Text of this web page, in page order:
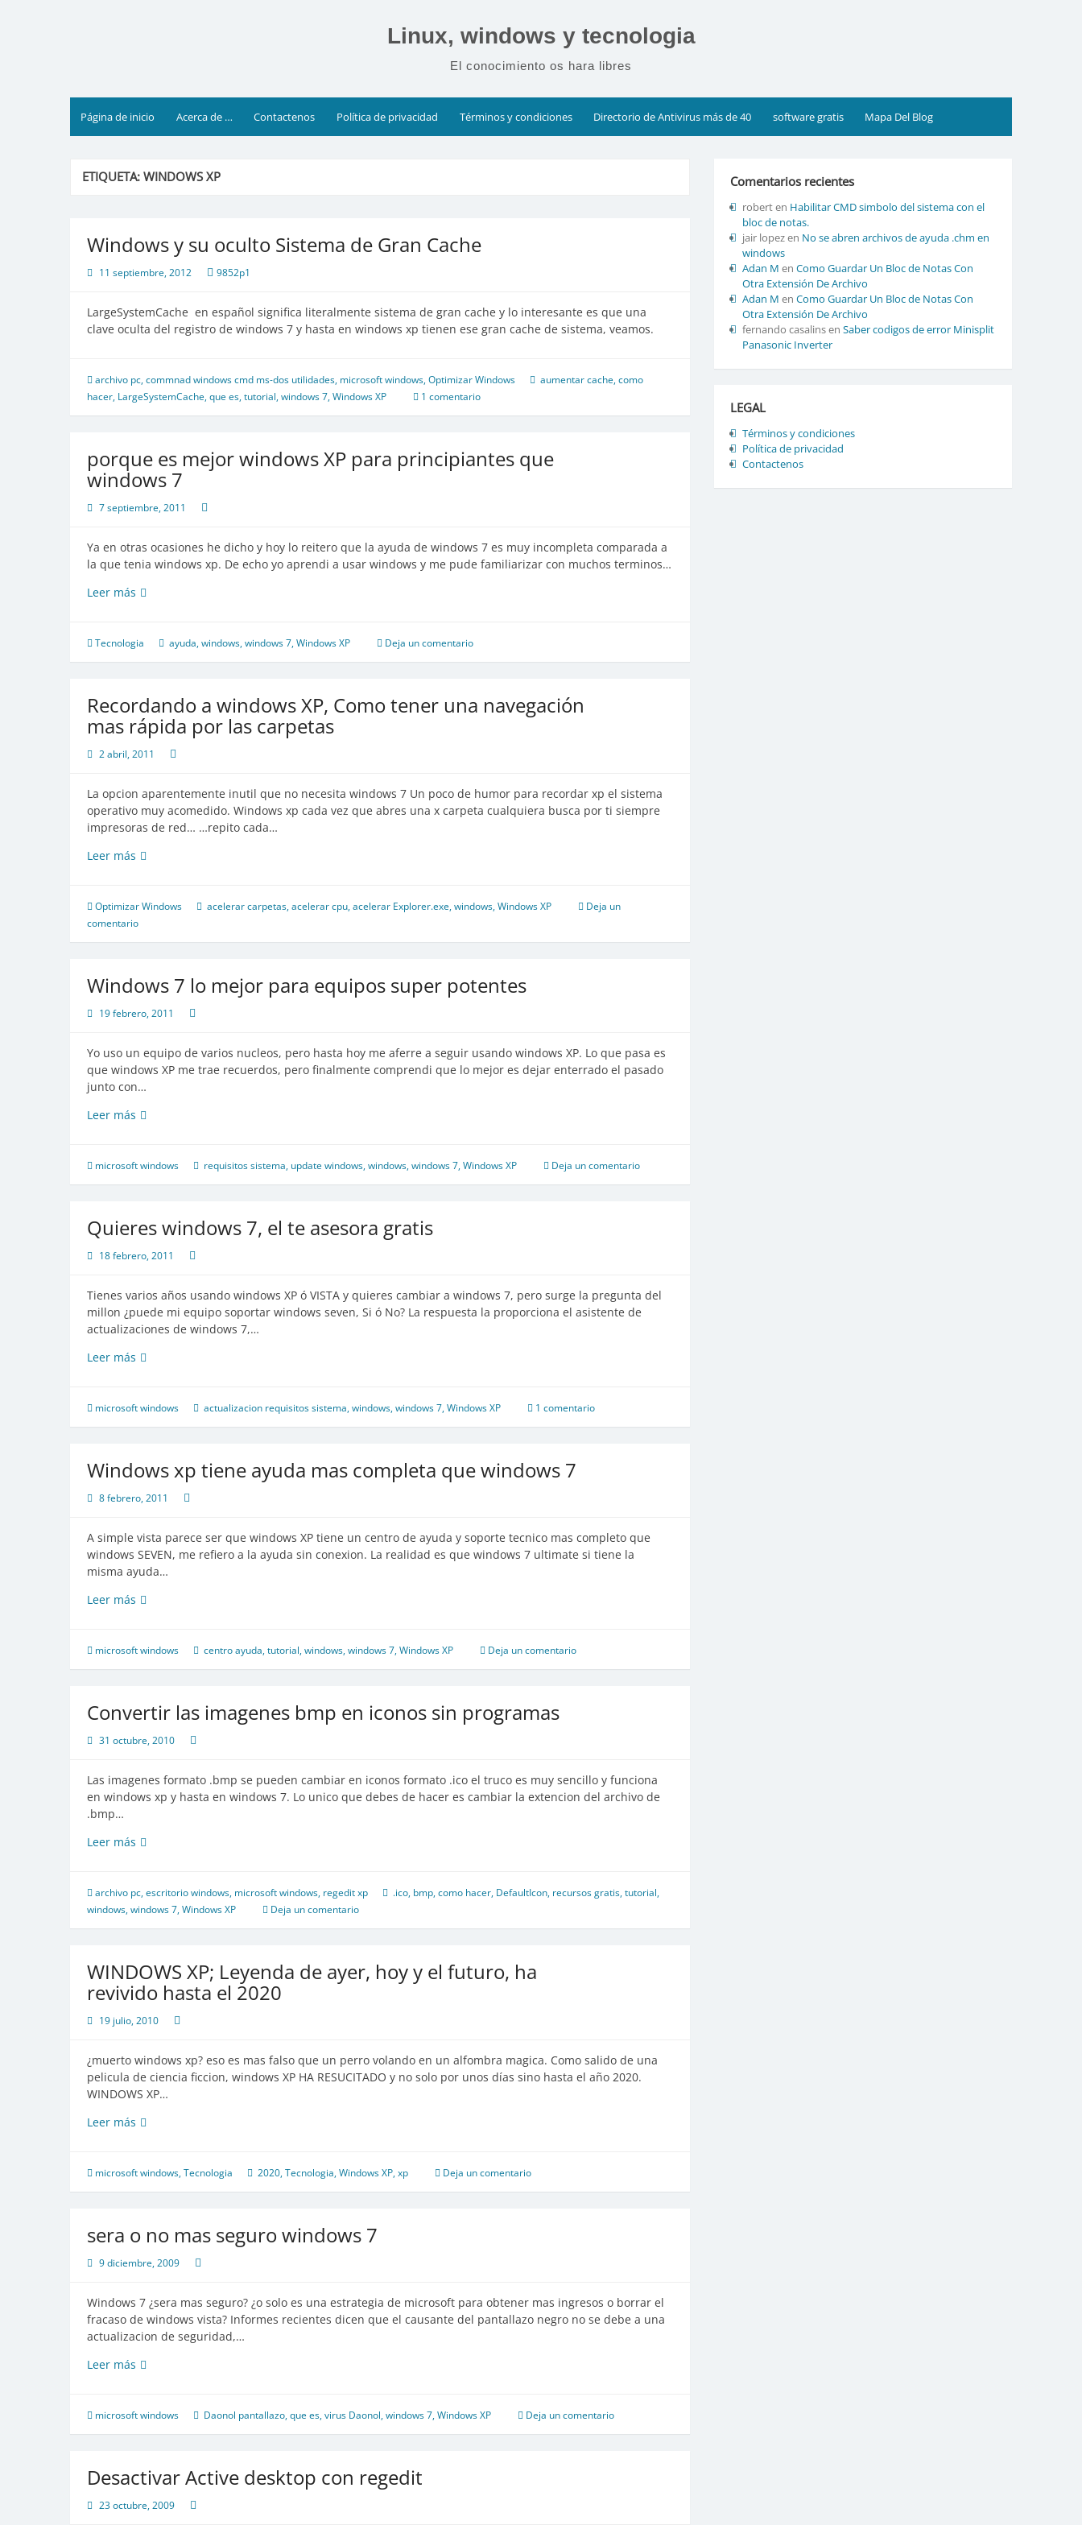
Linux, windows y tecnologia
El conocimiento os hara libres
Página de inicio Acerca de … Contactenos Política de privacidad Términos y condiciones Directorio de Antivirus más de 40 software gratis Mapa Del Blog
ETIQUETA:WINDOWS XP
Windows y su oculto Sistema de Gran Cache
11 septiembre, 2012 9852p1
LargeSystemCache en español significa literalmente sistema de gran cache y lo interesante es que una
clave oculta del registro de windows 7 y hasta en windows xp tienen ese gran cache de sistema, veamos.
archivo pc,commnad windows cmd ms-dos utilidades, microsoft windows,Optimizar Windows aumentar cache,como
hacer, LargeSystemCache,que es,tutorial,windows 7,Windows XP 1 comentario
porque es mejor windows XP para principiantes que
windows 7
7 septiembre, 2011
Ya en otras ocasiones he dicho y hoy lo reitero que la ayuda de windows 7 es muy incompleta comparada a
la que tenia windows xp. De echo yo aprendi a usar windows y me pude familiarizar con muchos terminos…
Leer más porque
windows
XP
que
windows
Tecnologia ayuda,windows,windows 7,Windows XP Deja un comentario
Recordando a windows XP, Como tener una navegación
mas rápida por las carpetas
2 abril, 2011
La opcion aparentemente inutil que no necesita windows 7 Un poco de humor para recordar xp el sistema
operativo muy acomedido. Windows xp cada vez que abres una x carpeta cualquiera busca por ti siempre
impresoras de red… …repito cada…
Leer más Recordando
XP,
Como
tener
mas
rápida
por
carpetas
Optimizar Windows acelerar carpetas,acelerar cpu,acelerar Explorer.exe,windows,Windows XP
Deja un
comentario
Windows 7 lo mejor para equipos super potentes
19 febrero, 2011
Yo uso un equipo de varios nucleos, pero hasta hoy me aferre a seguir usando windows XP. Lo que pasa es
que windows XP me trae recuerdos, pero finalmente comprendi que lo mejor es dejar enterrado el pasado
junto con…
Leer más Windows
mejor
para
potentes
microsoft windows requisitos sistema, update windows,windows,windows 7,Windows XP Deja un comentario
Quieres windows 7, el te asesora gratis
18 febrero, 2011
Tienes varios años usando windows XP ó VISTA y quieres cambiar a windows 7, pero surge la pregunta del
millon ¿puede mi equipo soportar windows seven, Si ó No? La respuesta la proporciona el asistente de
actualizaciones de windows 7,…
Leer más Quieres
el
te
microsoft windows actualizacion requisitos sistema,windows,windows 7,Windows XP 1 comentario
Windows xp tiene ayuda mas completa que windows 7
8 febrero, 2011
A simple vista parece ser que windows XP tiene un centro de ayuda y soporte tecnico mas completo que
windows SEVEN, me refiero a la ayuda sin conexion. La realidad es que windows 7 ultimate si tiene la
misma ayuda…
Leer más Windows
ayuda
mas
windows
microsoft windows centro ayuda,tutorial,windows,windows 7,Windows XP Deja un comentario
Convertir las imagenes bmp en iconos sin programas
31 octubre, 2010
Las imagenes formato .bmp se pueden cambiar en iconos formato .ico el truco es muy sencillo y funciona
en windows xp y hasta en windows 7. Lo unico que debes de hacer es cambiar la extencion del archivo de
.bmp…
Leer más Convertir
bmp
en
iconos
archivo pc,escritorio windows, microsoft windows, regedit xp .ico, bmp,como hacer, DefaultIcon, recursos gratis,tutorial,
windows,windows 7,Windows XP Deja un comentario
WINDOWS XP; Leyenda de ayer, hoy y el futuro, ha
revivido hasta el 2020
19 julio, 2010
¿muerto windows xp? eso es mas falso que un perro volando en un alfombra magica. Como salido de una
pelicula de ciencia ficcion, windows XP HA RESUCITADO y no solo por unos días sino hasta el año 2020.
WINDOWS XP…
Leer más WINDOWS
de
ayer,
el
futuro,
hasta
el
2020
microsoft windows,Tecnologia 2020,Tecnologia,Windows XP,xp Deja un comentario
sera o no mas seguro windows 7
9 diciembre, 2009
Windows 7 ¿sera mas seguro? ¿o solo es una estrategia de microsoft para obtener mas ingresos o borrar el
fracaso de windows vista? Informes recientes dicen que el causante del pantallazo negro no se debe a una
actualizacion de seguridad,…
Leer más sera
mas
seguro
microsoft windows Daonol pantallazo,que es,virus Daonol,windows 7,Windows XP Deja un comentario
Desactivar Active desktop con regedit
23 octubre, 2009
Comentarios recientes
roberten Habilitar CMD simbolo del sistema con el
bloc de notas.
jair lopezen No se abren archivos de ayuda .chm en
windows
Adan M en Como Guardar Un Bloc de Notas Con
Otra Extensión De Archivo
Adan M en Como Guardar Un Bloc de Notas Con
Otra Extensión De Archivo
fernando casalinsen Saber codigos de error Minisplit
Panasonic Inverter
LEGAL
Términos y condiciones
Política de privacidad
Contactenos